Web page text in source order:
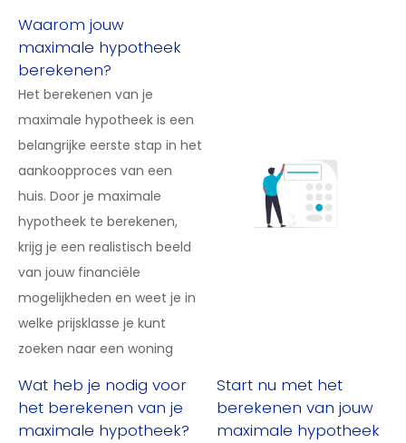
Waarom jouw
maximale hypotheek
berekenen?
Het berekenen van je
maximale hypotheek is een
belangrijke eerste stap in het
aankoopproces van een
huis. Door je maximale
hypotheek te berekenen,
krijg je een realistisch beeld
van jouw financiële
mogelijkheden en weet je in
welke prijsklasse je kunt
zoeken naar een woning
Wat heb je nodig voor
het berekenen van je
maximale hypotheek?
Start nu met het
berekenen van jouw
maximale hypotheek